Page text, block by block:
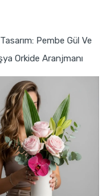
Pembe Gül Ve
Orkide Aranjmanı